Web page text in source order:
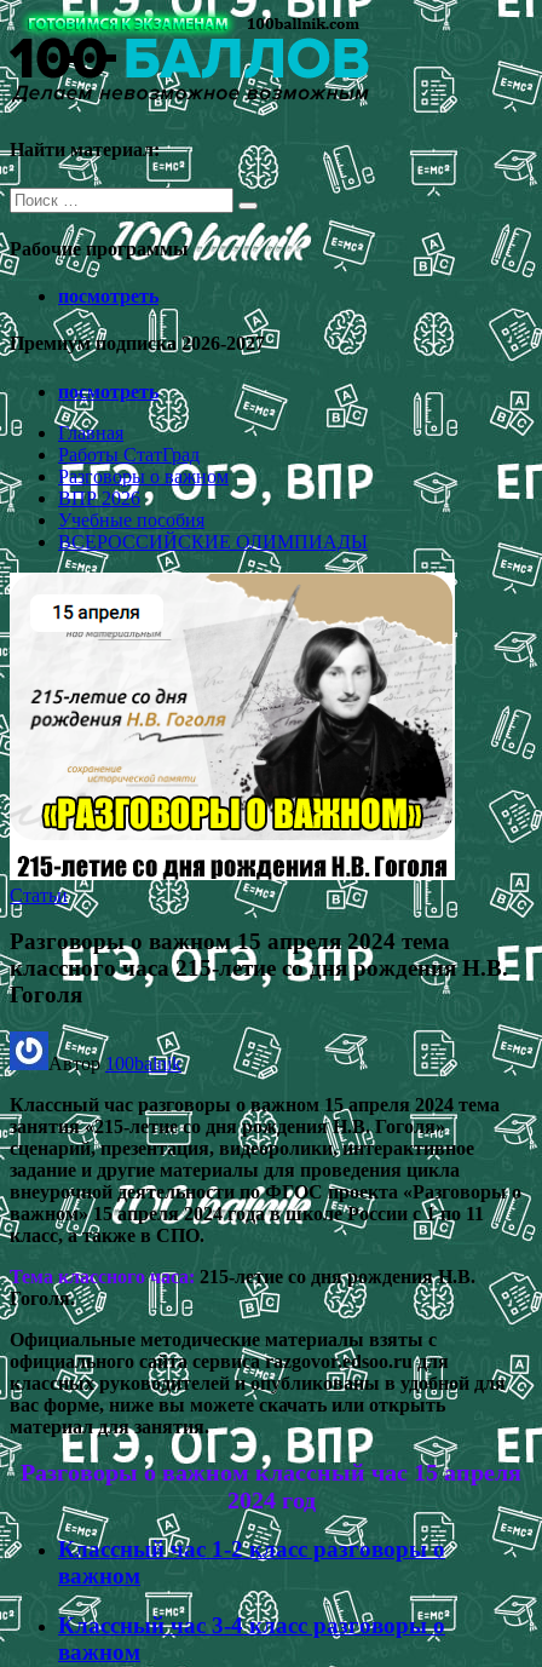
Перейти
к
содержимому
Найти материал:
Поиск
для:
Рабочие программы
посмотреть
Премиум подписка 2026-2027
посмотреть
Главная
Работы СтатГрад
Разговоры о важном
ВПР 2026
Учебные пособия
ВСЕРОССИЙСКИЕ ОЛИМПИАДЫ
Статьи
Разговоры о важном 15 апреля 2024 тема
классного часа 215-летие со дня рождения Н.В.
Гоголя
Автор100balnik
Классный час разговоры о важном 15 апреля 2024 тема
занятия «215-летие со дня рождения Н.В. Гоголя»
сценарий, презентация, видеоролики, интерактивное
задание и другие материалы для проведения цикла
внеурочной деятельности по ФГОС проекта «Разговоры о
важном» 15 апреля 2024 года в школе России с 1 по 11
класс, а также в СПО.
Тема классного часа: 215-летие со дня рождения Н.В.
Гоголя.
Официальные методические материалы взяты с
официального сайта сервиса razgovor.edsoo.ru для
классных руководителей и опубликованы в удобной для
вас форме, ниже вы можете скачать или открыть
материал для занятия.
Разговоры о важном классный час 15 апреля
2024 год
Классный час 1-2 класс разговоры о
важном
Классный час 3-4 класс разговоры о
важном